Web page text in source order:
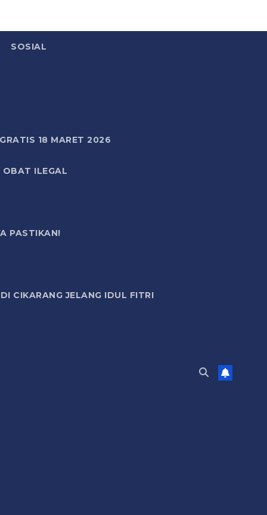
SOSIAL
18 MARET 2026
OBAT ILEGAL
PASTIKAN!
CIKARANG JELANG IDUL FITRI